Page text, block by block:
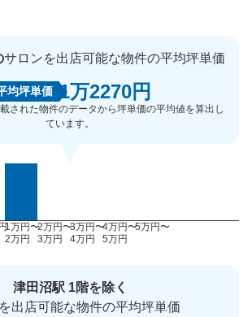
サロンを出店可能な物件の平均坪単価
均坪単価 1万2270円
された物件のデータから坪単価の平均値を算出し
ています。
1万円〜
2万円
2万円〜
3万円
3万円〜
4万円
4万円〜
5万円
5万円〜
津田沼駅 1階を除く
出店可能な物件の平均坪単価